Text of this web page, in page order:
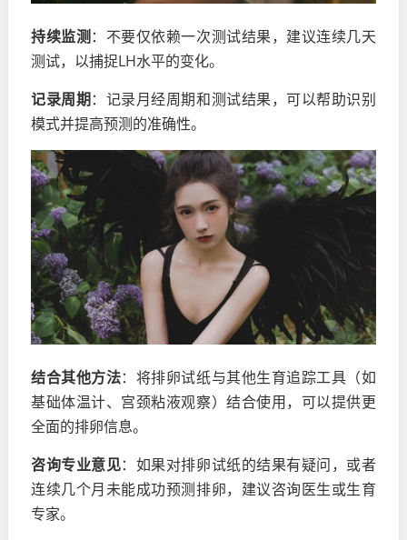
持续监测 ：不要仅依赖一次测试结果，建议连续几天
测试，以捕捉LH水平的变化。
记录周期：记录月经周期和测试结果，可以帮助识别
模式并提高预测的准确性。
结合其他方法：将排卵试纸与其他生育追踪工具（如
基础体温计、宫颈粘液观察）结合使用，可以提供更
全面的排卵信息。
咨询专业意见：如果对排卵试纸的结果有疑问，或者
连续几个月未能成功预测排卵，建议咨询医生或生育
专家。